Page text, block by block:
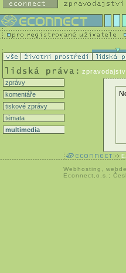
zprávy
komentáře
tiskové zprávy
témata
multimedia
Webhosting
Econnect,o.s.;